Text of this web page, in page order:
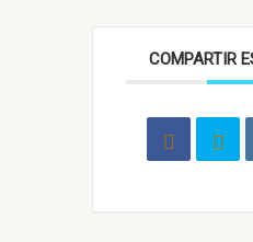
COMPARTIR